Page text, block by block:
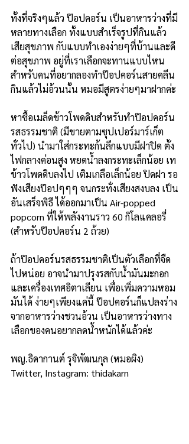
ทั้งที่จริงๆแล้ว ป๊อปคอร์น เป็นอาหารว่างที่มี
หลายทางเลือก ทั้งแบบสำเร็จรูปที่กินแล้ว
เสียสุขภาพ กับแบบทำเองง่ายๆที่บ้านและดี
ต่อสุขภาพ อยู่ที่เราเลือกจะทานแบบไหน
สำหรับคนที่อยากลองทำป๊อปคอร์นสายคลีน
กินแล้วไม่อ้วนนั้น หมอมีสูตรง่ายๆมาฝากค่ะ
หาซื้อเมล็ดข้าวโพดดิบสำหรับทำป๊อปคอร์น
รสธรรมชาติ (มีขายตามซุปเปอร์มาร์เก็ต
ทั่วไป) นำมาใส่กระทะก้นลึกแบบมีฝาปิด ตั้ง
ไฟกลางค่อนสูง หยดน้ำลงกระทะเล็กน้อย เท
ข้าวโพดดิบลงไป เติมเกลือเล็กน้อย ปิดฝา รอ
ฟังเสียงป๊อปๆๆๆ จนกระทั่งเสียงสงบลง เป็น
อันเสร็จพิธี ได้ออกมาเป็น Air-popped
popcorn ที่ให้พลังงานราว 60 กิโลแคลอรี่
(สำหรับป๊อปคอร์น 2 ถ้วย)
ถ้าป๊อปคอร์นรสธรรมชาติเป็นตัวเลือกที่จืด
ไปหน่อย อาจนำมาปรุงรสกับน้ำมันมะกอก
และเครื่องเทศอิตาเลียน เพื่อเพิ่มความหอม
มันได้ ง่ายๆเพียงแค่นี้ ป๊อปคอร์นก็แปลงร่าง
จากอาหารว่างชวนอ้วน เป็นอาหารว่างทาง
เลือกของคนอยากลดน้ำหนักได้แล้วค่ะ
พญ.ธิดากานต์ รุจิพัฒนกุล (หมอผิง)
Twitter, Instagram: thidakarn